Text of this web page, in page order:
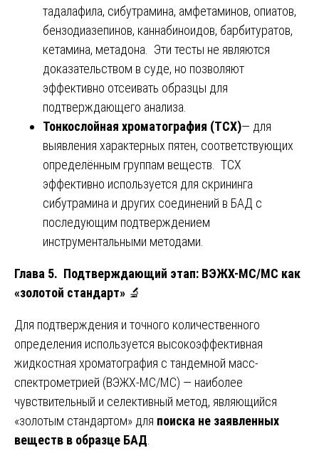
тадалафила, сибутрамина, амфетаминов, опиатов,
бензодиазепинов, каннабиноидов, барбитуратов,
кетамина, метадона. Эти тесты не являются
доказательством в суде, но позволяют
эффективно отсеивать образцы для
подтверждающего анализа.
Тонкослойная хроматография (ТСХ)— для
выявления характерных пятен, соответствующих
определённым группам веществ. ТСХ
эффективно используется для скрининга
сибутрамина и других соединений в БАД с
последующим подтверждением
инструментальными методами.
Глава 5. Подтверждающий этап: ВЭЖХ-МС/МС как
«золотой стандарт» 🔬
Для подтверждения и точного количественного
определения используется высокоэффективная
жидкостная хроматография с тандемной масс-
спектрометрией (ВЭЖХ-МС/МС) — наиболее
чувствительный и селективный метод, являющийся
«золотым стандартом» для поиска не заявленных
веществ в образце БАД